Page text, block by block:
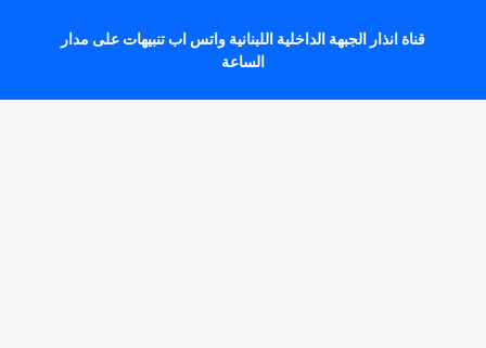
قناة انذار الجبهة الداخلية اللبنانية واتس اب تنبيهات على مدار
الساعة